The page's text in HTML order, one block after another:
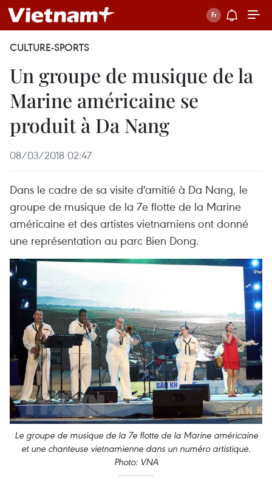
CULTURE-SPORTS
Un groupe de musique de la
Marine américaine se
produit à Da Nang
08/03/2018 02:47
Dans le cadre de sa visite d'amitié à Da Nang, le
groupe de musique de la 7e flotte de la Marine
américaine et des artistes vietnamiens ont donné
une représentation au parc Bien Dong.
Le groupe de musique de la 7e flotte de la Marine américaine
et une chanteuse vietnamienne dans un numéro artistique.
Photo: VNA